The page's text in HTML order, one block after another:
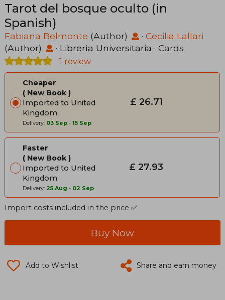
Tarot del bosque oculto (in
Spanish)
Fabiana Belmonte (Author) · Cecilia Lallari
(Author)
· Librería Universitaria · Cards
1 review
Cheaper
New Book
Imported to United
Kingdom
Delivery: 03 Sep - 15 Sep
£ 26.71
Faster
New Book
Imported to United
Kingdom
Delivery: 25 Aug - 02 Sep
£ 27.93
Import costs included in the price ✅
Buy Now
Add to Wishlist Share and earn money